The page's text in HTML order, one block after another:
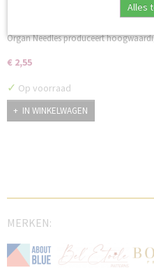
Organ Needles produceert
€ 2,55
✓ Op voorraad
IN WINKELWAGEN
MERKEN:
Alles